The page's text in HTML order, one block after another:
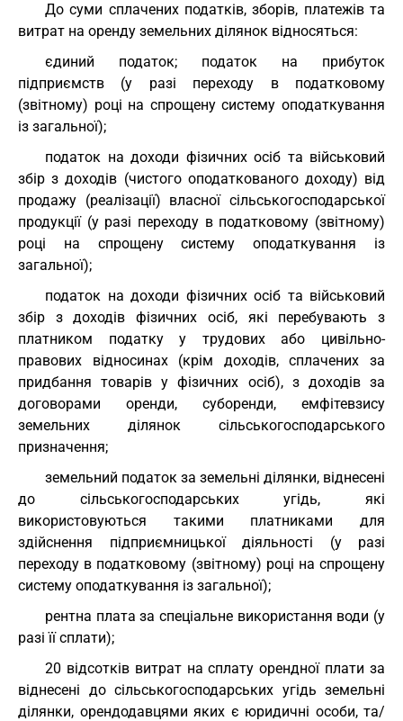
До суми сплачених податків, зборів, платежів та
витрат на оренду земельних ділянок відносяться:
єдиний податок; податок на прибуток
підприємств (у разі переходу в податковому
(звітному) році на спрощену систему оподаткування
із загальної);
податок на доходи фізичних осіб та військовий
збір з доходів (чистого оподаткованого доходу) від
продажу (реалізації) власної сільськогосподарської
продукції (у разі переходу в податковому (звітному)
році на спрощену систему оподаткування із
загальної);
податок на доходи фізичних осіб та військовий
збір з доходів фізичних осіб, які перебувають з
платником податку у трудових або цивільно-
правових відносинах (крім доходів, сплачених за
придбання товарів у фізичних осіб), з доходів за
договорами оренди, суборенди, емфітевзису
земельних ділянок сільськогосподарського
призначення;
земельний податок за земельні ділянки, віднесені
до сільськогосподарських угідь, які
використовуються такими платниками для
здійснення підприємницької діяльності (у разі
переходу в податковому (звітному) році на спрощену
систему оподаткування із загальної);
рентна плата за спеціальне використання води (у
разі її сплати);
20 відсотків витрат на сплату орендної плати за
віднесені до сільськогосподарських угідь земельні
ділянки, орендодавцями яких є юридичні особи, та/